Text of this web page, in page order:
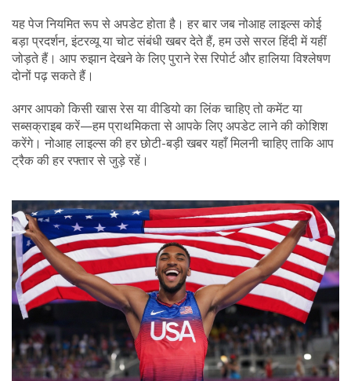
यह पेज नियमित रूप से अपडेट होता है। हर बार जब नोआह लाइल्स कोई
बड़ा प्रदर्शन, इंटरव्यू या चोट संबंधी खबर देते हैं, हम उसे सरल हिंदी में यहीं
जोड़ते हैं। आप रुझान देखने के लिए पुराने रेस रिपोर्ट और हालिया विश्लेषण
दोनों पढ़ सकते हैं।
अगर आपको किसी खास रेस या वीडियो का लिंक चाहिए तो कमेंट या
सब्सक्राइब करें—हम प्राथमिकता से आपके लिए अपडेट लाने की कोशिश
करेंगे। नोआह लाइल्स की हर छोटी-बड़ी खबर यहाँ मिलनी चाहिए ताकि आप
ट्रैक की हर रफ्तार से जुड़े रहें।